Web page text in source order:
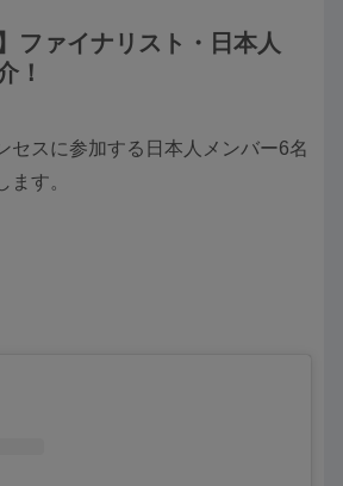
ファイナリスト・日本人
！
セスに参加する日本人メンバー6名
ます。